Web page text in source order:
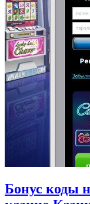
Бонус коды